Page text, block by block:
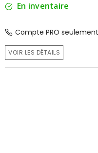
En inventaire
Compte PRO
VOIR LES DÉTAILS